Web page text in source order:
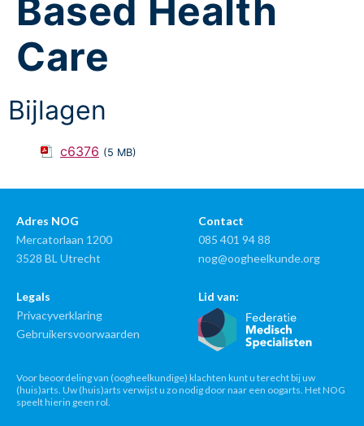
Based Health
Care
Bijlagen
c6376 (5 MB)
Adres NOG
Mercatorlaan 1200
3528 BL Utrecht
Contact
085 401 94 88
nog@oogheelkunde.org
Legals
Privacyverklaring
Gebruikersvoorwaarden
Lid van:
Voor beoordeling van (oogheelkundige) klachten kunt u terecht bij uw
(huis)arts. Uw (huis)arts verwijst u zo nodig door naar een oogarts. Het NOG
speelt hierin geen rol.